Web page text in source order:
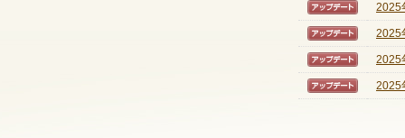
【ア
2025
【ア
2025
【ア
2025
【ア
2025